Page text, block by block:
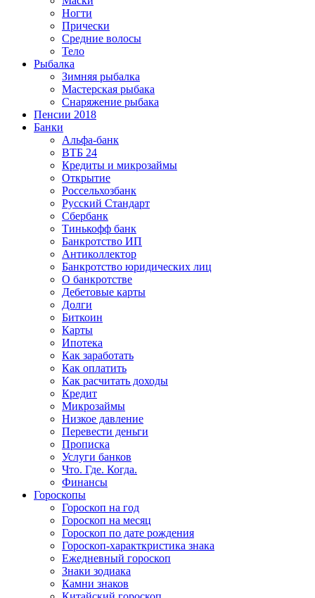
Ногти
Прически
Средние волосы
Тело
Рыбалка
Зимняя рыбалка
Мастерская рыбака
Снаряжение рыбака
Пенсии 2018
Банки
Альфа-банк
ВТБ 24
Кредиты и микрозаймы
Открытие
Россельхозбанк
Русский Стандарт
Сбербанк
Тинькофф банк
Банкротство ИП
Антиколлектор
Банкротство юридических лиц
О банкротстве
Дебетовые карты
Долги
Биткоин
Карты
Ипотека
Как заработать
Как оплатить
Как расчитать доходы
Кредит
Микрозаймы
Низкое давление
Перевести деньги
Прописка
Услуги банков
Что. Где. Когда.
Финансы
Гороскопы
Гороскоп на год
Гороскоп на месяц
Гороскоп по дате рождения
Гороскоп-характкристика знака
Ежедневный гороскоп
Знаки зодиака
Камни знаков